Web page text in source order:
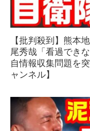
【批判殺到】熊本
尾秀哉「看過でき
自情報収集問題を
ャンネル】